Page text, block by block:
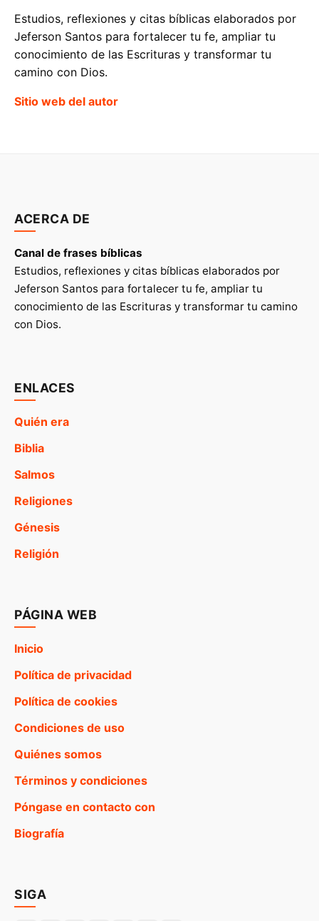
Estudios, reflexiones y citas bíblicas elaborados por
Jeferson Santos para fortalecer tu fe, ampliar tu
conocimiento de las Escrituras y transformar tu
camino con Dios.
Sitio web del autor
ACERCA DE
Canal de frases bíblicas
Estudios, reflexiones y citas bíblicas elaborados por
Jeferson Santos para fortalecer tu fe, ampliar tu
conocimiento de las Escrituras y transformar tu camino
con Dios.
ENLACES
Quién era
Biblia
Salmos
Religiones
Génesis
Religión
PÁGINA WEB
Inicio
Política de privacidad
Política de cookies
Condiciones de uso
Quiénes somos
Términos y condiciones
Póngase en contacto con
Biografía
SIGA